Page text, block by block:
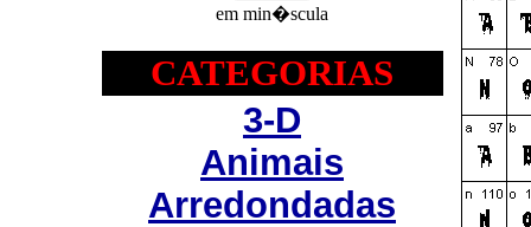
em min�scula
CATEGORIAS
3-D
Animais
Arredondadas